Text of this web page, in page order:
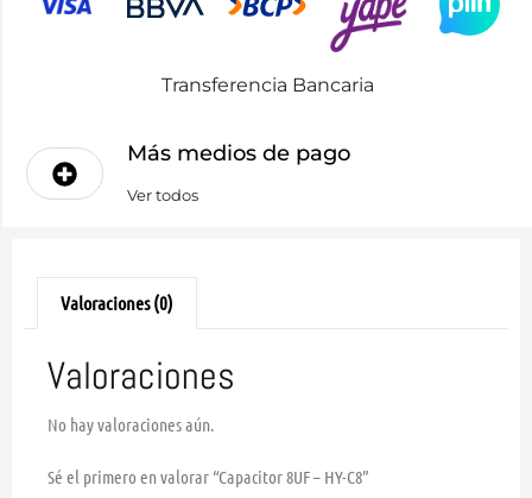
Transferencia Bancaria
Más medios de pago
Ver todos
Valoraciones (0)
Valoraciones
No hay valoraciones aún.
Sé el primero en valorar “Capacitor 8UF – HY-C8”